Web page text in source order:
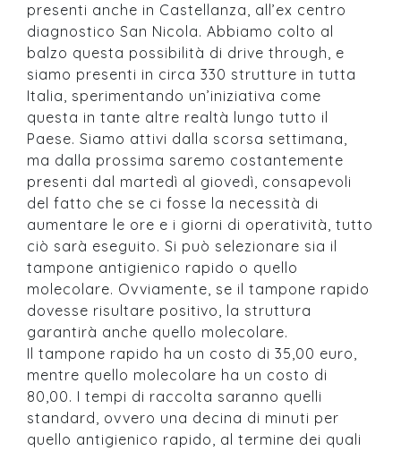
presenti anche in Castellanza, all’ex centro
diagnostico San Nicola. Abbiamo colto al
balzo questa possibilità di drive through, e
siamo presenti in circa 330 strutture in tutta
Italia, sperimentando un’iniziativa come
questa in tante altre realtà lungo tutto il
Paese. Siamo attivi dalla scorsa settimana,
ma dalla prossima saremo costantemente
presenti dal martedì al giovedì, consapevoli
del fatto che se ci fosse la necessità di
aumentare le ore e i giorni di operatività, tutto
ciò sarà eseguito. Si può selezionare sia il
tampone antigienico rapido o quello
molecolare. Ovviamente, se il tampone rapido
dovesse risultare positivo, la struttura
garantirà anche quello molecolare.
Il tampone rapido ha un costo di 35,00 euro,
mentre quello molecolare ha un costo di
80,00. I tempi di raccolta saranno quelli
standard, ovvero una decina di minuti per
quello antigienico rapido, al termine dei quali